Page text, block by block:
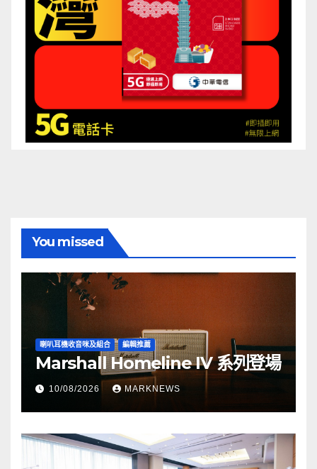
You missed
喇叭耳機收音咪及組合 編輯推薦
Marshall Homeline IV 系列登場
10/08/2026 MARKNEWS